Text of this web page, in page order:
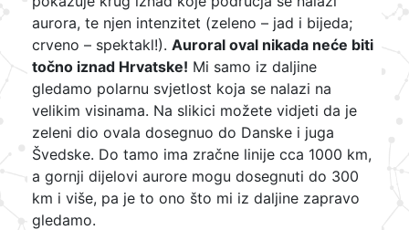
aurora, te njen intenzitet (zeleno – jad i bijeda;
crveno – spektakl!). Auroral oval nikada neće biti
točno iznad Hrvatske! Mi samo iz daljine
gledamo polarnu svjetlost koja se nalazi na
velikim visinama. Na slikici možete vidjeti da je
zeleni dio ovala dosegnuo do Danske i juga
Švedske. Do tamo ima zračne linije cca 1000 km,
a gornji dijelovi aurore mogu dosegnuti do 300
km i više, pa je to ono što mi iz daljine zapravo
gledamo.